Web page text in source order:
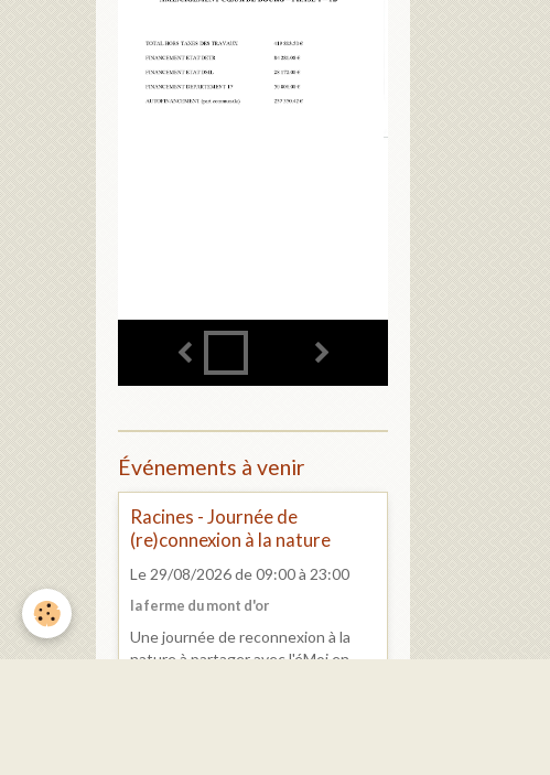
Événements à venir
Racines - Journée de
(re)connexion à la nature
Le 29/08/2026de 09:00à 23:00
la ferme du mont d'or
Une journée de reconnexion à la
nature à partager avec l'éMoi en